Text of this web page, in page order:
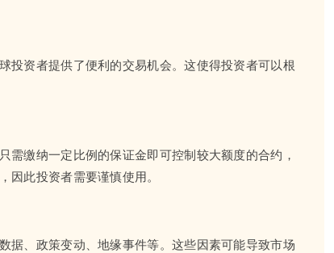
投资者提供了便利的交易机会。这使得投资者可以根
缴纳一定比例的保证金即可控制较大额度的合约，
此投资者需要谨慎使用。
据、政策变动、地缘事件等。这些因素可能导致市场